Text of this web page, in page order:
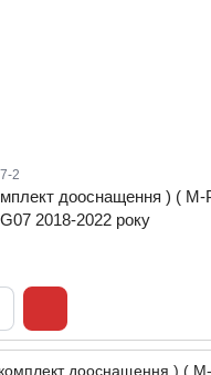
2
дооснащення ) (
2018-2022 року